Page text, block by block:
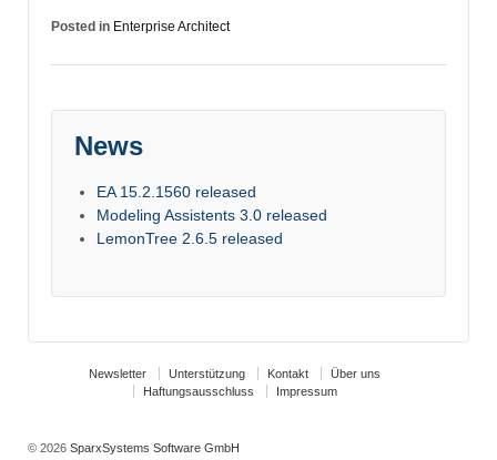
Posted in Enterprise Architect
News
EA 15.2.1560 released
Modeling Assistents 3.0 released
LemonTree 2.6.5 released
Newsletter Unterstützung Kontakt
Über uns
Haftungsausschluss
Impressum
© 2026 SparxSystems Software GmbH